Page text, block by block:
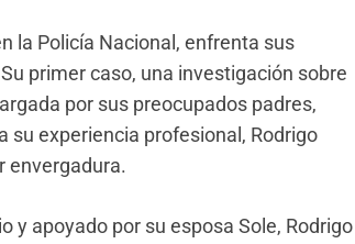
la Policía Nacional, enfrenta sus
primer caso, una investigación sobre
por sus preocupados padres,
su experiencia profesional, Rodrigo
envergadura.
y apoyado por su esposa Sole, Rodrigo